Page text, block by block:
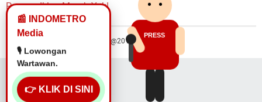
📰 INDOMETRO
Media
🎙️ Lowongan
Wartawan.
👉 KLIK DI SINI
PRESS
Pasang Iklan Murah Yok!
Hak Cipta @2014 Indometro Grup